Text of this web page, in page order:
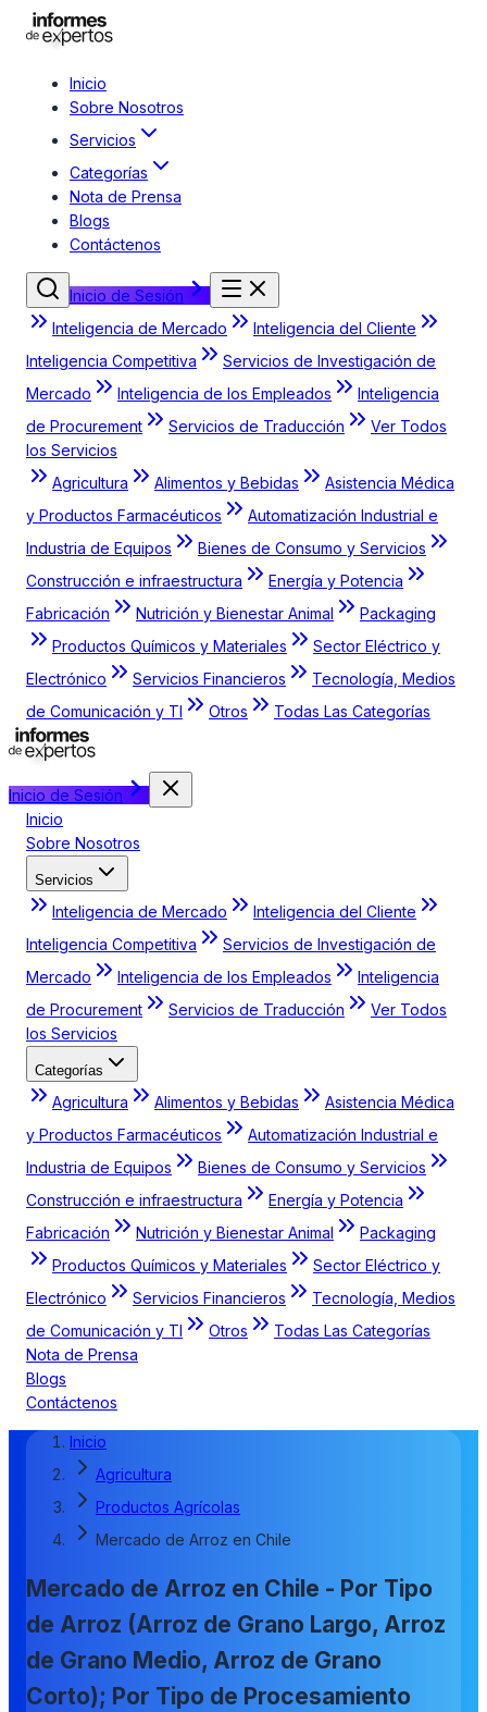
Inicio
Sobre Nosotros
Servicios
Categorías
Nota de Prensa
Blogs
Contáctenos
Inicio de Sesión
Inteligencia de Mercado
Inteligencia del Cliente
Inteligencia Competitiva
Servicios de Investigación de
Mercado
Inteligencia de los Empleados
Inteligencia
de Procurement
Servicios de Traducción
Ver Todos
los Servicios
Agricultura
Alimentos y Bebidas
Asistencia Médica
y Productos Farmacéuticos
Automatización Industrial e
Industria de Equipos
Bienes de Consumo y Servicios
Construcción e infraestructura
Energía y Potencia
Fabricación
Nutrición y Bienestar Animal
Packaging
Productos Químicos y Materiales
Sector Eléctrico y
Electrónico
Servicios Financieros
Tecnología, Medios
de Comunicación y TI
Otros Todas Las Categorías
Inicio de Sesión
Inicio
Sobre Nosotros
Servicios
Inteligencia de Mercado
Inteligencia del Cliente
Inteligencia Competitiva
Servicios de Investigación de
Mercado
Inteligencia de los Empleados
Inteligencia
de Procurement
Servicios de Traducción
Ver Todos
los Servicios
Categorías
Agricultura Alimentos y Bebidas
Asistencia Médica
y Productos Farmacéuticos
Automatización Industrial e
Industria de Equipos
Bienes de Consumo y Servicios
Construcción e infraestructura
Energía y Potencia
Fabricación
Nutrición y Bienestar Animal
Packaging
Productos Químicos y Materiales
Sector Eléctrico y
Electrónico
Servicios Financieros
Tecnología, Medios
de Comunicación y TI
Otros
Todas Las Categorías
Nota de Prensa
Blogs
Contáctenos
Inicio
Agricultura
Productos Agrícolas
Mercado de Arroz en Chile
Mercado de Arroz en Chile - Por Tipo
de Arroz (Arroz de Grano Largo, Arroz
de Grano Medio, Arroz de Grano
Corto); Por Tipo de Procesamiento